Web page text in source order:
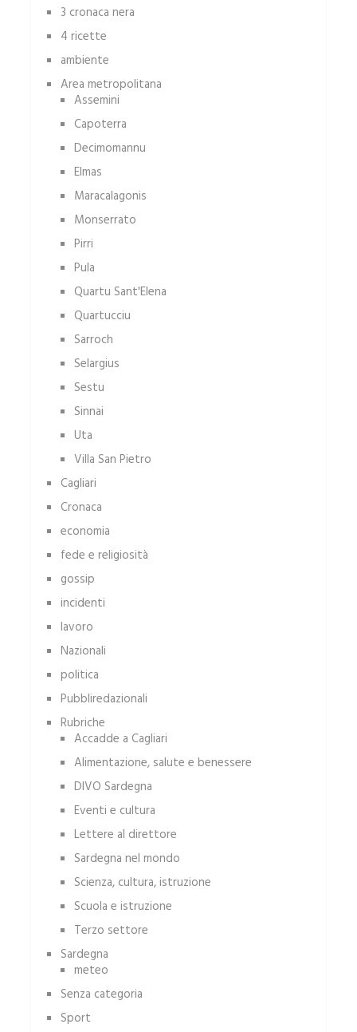
3 cronaca nera
4 ricette
ambiente
Area metropolitana
Assemini
Capoterra
Decimomannu
Elmas
Maracalagonis
Monserrato
Pirri
Pula
Quartu Sant'Elena
Quartucciu
Sarroch
Selargius
Sestu
Sinnai
Uta
Villa San Pietro
Cagliari
Cronaca
economia
fede e religiosità
gossip
incidenti
lavoro
Nazionali
politica
Pubbliredazionali
Rubriche
Accadde a Cagliari
Alimentazione, salute e benessere
DIVO Sardegna
Eventi e cultura
Lettere al direttore
Sardegna nel mondo
Scienza, cultura, istruzione
Scuola e istruzione
Terzo settore
Sardegna
meteo
Senza categoria
Sport